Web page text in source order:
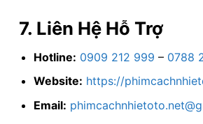
7. Liên Hệ Hỗ Trợ
Hotline: 0909 212 999 – 0788
Website: https://
Email: